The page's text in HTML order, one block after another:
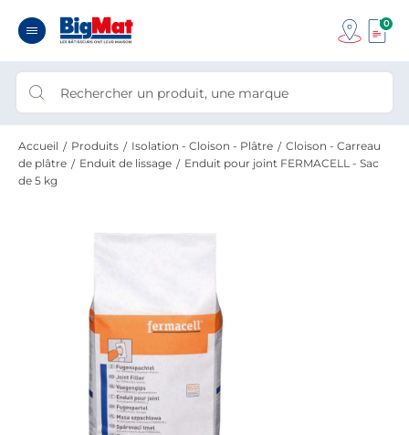
0
Accueil Produits Isolation - Cloison - Plâtre
Cloison - Carreau
de plâtre
Enduit de lissage
Enduit pour joint FERMACELL - Sac
de 5 kg